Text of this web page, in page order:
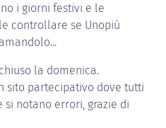
i giorni festivi e le
controllare se Unopiù
la domenica.
sito partecipativo dove tutti
si notano errori, grazie di